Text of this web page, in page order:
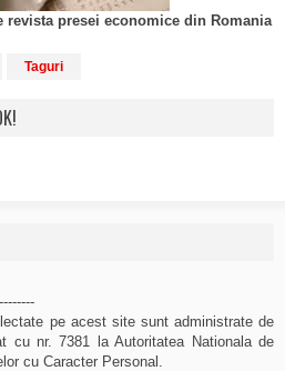
revista presei economice din Romania
Taguri
pe acest site sunt administrate de
cu nr. 7381 la Autoritatea Nationala de
cu Caracter Personal.